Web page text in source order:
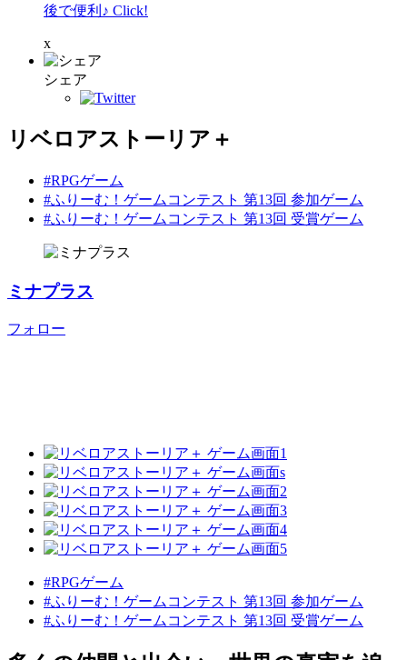
後で便利♪ Click!
x
シェア
リベロアストーリア＋
#RPGゲーム
#ふりーむ！ゲームコンテスト 第13回 参加ゲーム
#ふりーむ！ゲームコンテスト 第13回 受賞ゲーム
ミナプラス
フォロー
#RPGゲーム
#ふりーむ！ゲームコンテスト 第13回 参加ゲーム
#ふりーむ！ゲームコンテスト 第13回 受賞ゲーム